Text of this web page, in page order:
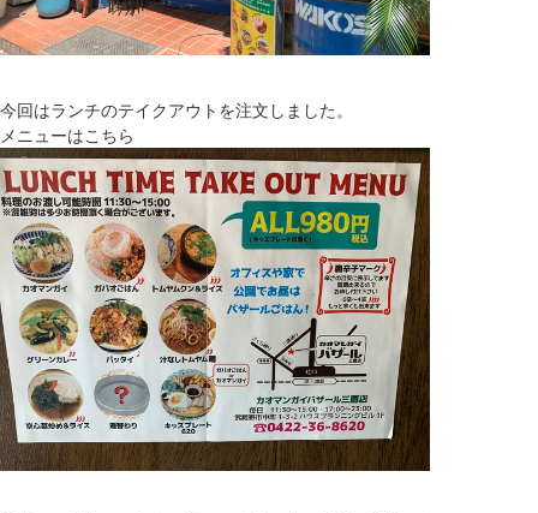
今回はランチのテイクアウトを注文しました。
メニューはこちら